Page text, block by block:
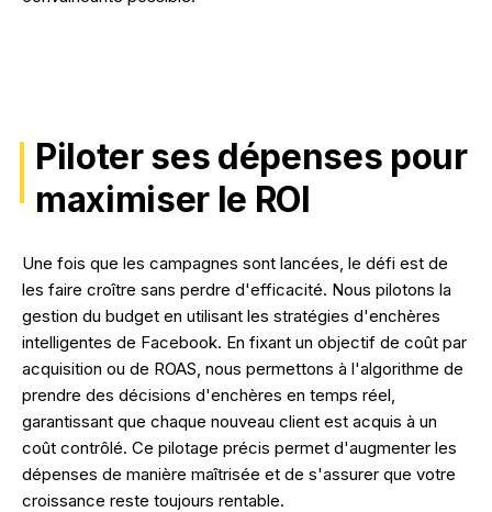
Piloter ses dépenses pour
maximiser le ROI
Une fois que les campagnes sont lancées, le défi est de
les faire croître sans perdre d'efficacité. Nous pilotons la
gestion du budget en utilisant les stratégies d'enchères
intelligentes de Facebook. En fixant un objectif de coût par
acquisition ou de ROAS, nous permettons à l'algorithme de
prendre des décisions d'enchères en temps réel,
garantissant que chaque nouveau client est acquis à un
coût contrôlé. Ce pilotage précis permet d'augmenter les
dépenses de manière maîtrisée et de s'assurer que votre
croissance reste toujours rentable.